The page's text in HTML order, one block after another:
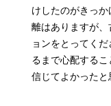
けしたのがきっか
離はありますが、
ョンをとってく
るまで心配するこ
信じてよかったと